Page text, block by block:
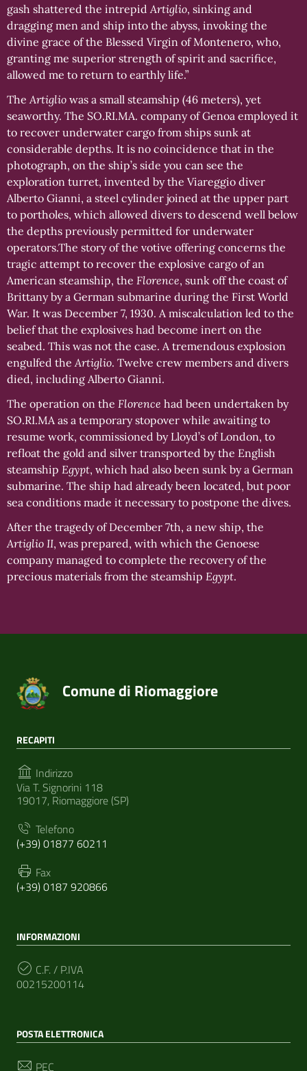
gash shattered the intrepid Artiglio, sinking and
dragging men and ship into the abyss, invoking the
divine grace of the Blessed Virgin of Montenero, who,
granting me superior strength of spirit and sacrifice,
allowed me to return to earthly life.”
The Artiglio was a small steamship (46 meters), yet
seaworthy. The SO.RI.MA. company of Genoa employed it
to recover underwater cargo from ships sunk at
considerable depths. It is no coincidence that in the
photograph, on the ship’s side you can see the
exploration turret, invented by the Viareggio diver
Alberto Gianni, a steel cylinder joined at the upper part
to portholes, which allowed divers to descend well below
the depths previously permitted for underwater
operators.The story of the votive offering concerns the
tragic attempt to recover the explosive cargo of an
American steamship, the Florence, sunk off the coast of
Brittany by a German submarine during the First World
War. It was December 7, 1930. A miscalculation led to the
belief that the explosives had become inert on the
seabed. This was not the case. A tremendous explosion
engulfed the Artiglio. Twelve crew members and divers
died, including Alberto Gianni.
The operation on the Florence had been undertaken by
SO.RI.MA as a temporary stopover while awaiting to
resume work, commissioned by Lloyd’s of London, to
refloat the gold and silver transported by the English
steamship Egypt, which had also been sunk by a German
submarine. The ship had already been located, but poor
sea conditions made it necessary to postpone the dives.
After the tragedy of December 7th, a new ship, the
Artiglio II, was prepared, with which the Genoese
company managed to complete the recovery of the
precious materials from the steamship Egypt.
Comune di Riomaggiore
RECAPITI
Indirizzo
Via T. Signorini 118
19017, Riomaggiore (SP)
Telefono
(+39) 01877 60211
Fax
(+39) 0187 920866
INFORMAZIONI
C.F. / P.IVA
00215200114
POSTA ELETTRONICA
PEC